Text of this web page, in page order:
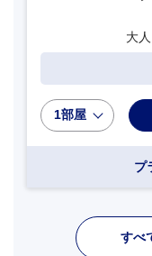
大
1部屋
プ
すべ